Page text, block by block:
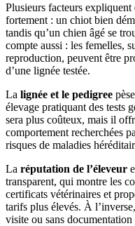
Plusieurs facteurs expliquent
fortement : un chiot bien
tandis qu’un chien âgé se
compte aussi : les femelles,
reproduction, peuvent être
d’une lignée testée.
La lignée et le pedigree
élevage pratiquant des tests
sera plus coûteux, mais il
comportement recherchées
risques de maladies
La réputation de l’éleveur
transparent, qui montre les
certificats vétérinaires et
tarifs plus élevés. À
visite ou sans documentation